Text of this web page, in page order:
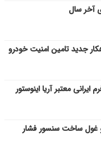
آخر سال
جدید تامین امنیت خودرو
معتبر آریا اینوستور
غول ساخت سنسور فشار